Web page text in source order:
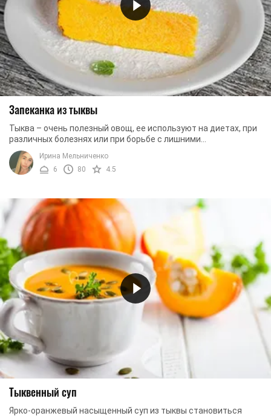
Запеканка из тыквы
Тыква – очень полезный овощ, ее используют на диетах, при
различных болезнях или при борьбе с лишними
килограммами. Этот продукт имеет довольно ...
Ирина Мельниченко
6
80 4.5
Тыквенный суп
Ярко-оранжевый насыщенный суп из тыквы становиться